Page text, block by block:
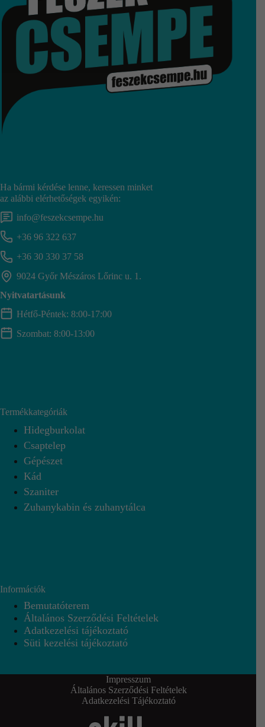
Ha bármi kérdése lenne, keressen minket
az alábbi elérhetőségek egyikén:
info@feszekcsempe.hu
+36 96 322 637
+36 30 330 37 58
9024 Győr Mészáros Lőrinc u. 1.
Nyitvatartásunk
Hétfő-Péntek: 8:00-17:00
Szombat: 8:00-13:00
Termékkategóriák
Hidegburkolat
Csaptelep
Gépészet
Kád
Szaniter
Zuhanykabin és zuhanytálca
Információk
Bemutatóterem
Általános Szerződési Feltételek
Adatkezelési tájékoztató
Süti kezelési tájékoztató
Impresszum
Általános Szerződési Feltételek
Adatkezelési Tájékoztató